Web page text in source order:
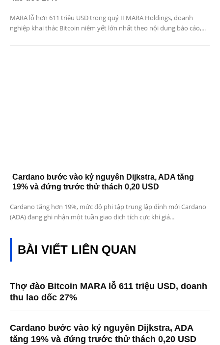
MARA lỗ hơn 611 triệu USD trong quý II MARA Holdings, doanh
nghiệp khai thác Bitcoin niêm yết lớn nhất theo nội dung báo cáo,...
Cardano bước vào kỷ nguyên Dijkstra, ADA tăng
19% và đứng trước thử thách 0,20 USD
Cardano tăng hơn 19%, mức độ phi tập trung lập đỉnh mới Cardano
(ADA) đang ghi nhận một tuần giao dịch tích cực khi giá...
BÀI VIẾT LIÊN QUAN
Thợ đào Bitcoin MARA lỗ 611 triệu USD, doanh
thu lao dốc 27%
Cardano bước vào kỷ nguyên Dijkstra, ADA
tăng 19% và đứng trước thử thách 0,20 USD